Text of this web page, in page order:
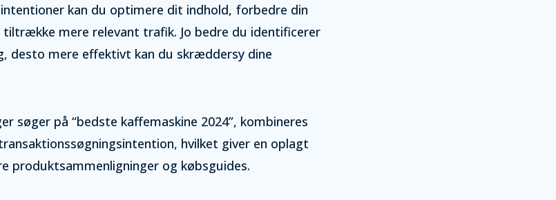
kan du optimere dit indhold, forbedre din
tiltrække mere relevant trafik. Jo bedre du identificerer
desto mere effektivt kan du skræddersy dine
søger på “bedste kaffemaskine 2024”, kombineres
hvilket giver en oplagt
produktsammenligninger og købsguides.